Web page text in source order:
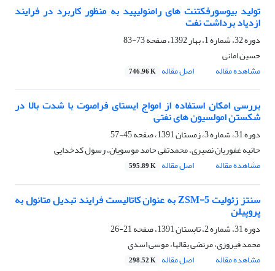
تولید بیوسورفکتنت های رامنولیپید به منظور کاربرد در فرایند
ازدیاد برداشت نفت
دوره 32، شماره 1، بهار 1392، صفحه
73-83
حسین امانی
مشاهده مقاله
اصل مقاله 746.96 K
بررسی امکان استفاده از امواج ایستای فراصوت با شدت بالا در
شکستن امولسیون های نفتی
دوره 31، شماره 3، زمستان 1391، صفحه
45-57
حانیه غفوریان نصیری، محمدتقی حامد موسویان، رسول کدخدایی
مشاهده مقاله
اصل مقاله 595.89 K
سنتز زئولیت ZSM-5 به عنوان کاتالیست فرایند تبدیل متانول به
پروپیلن
دوره 31، شماره 2، تابستان 1391، صفحه
21-26
محمد فیروزی، مرتضی بقالها، موسی اسدی
مشاهده مقاله
اصل مقاله 298.52 K